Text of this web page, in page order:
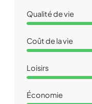
Qualité de vie
Coût de la vie
Loisirs
Économie